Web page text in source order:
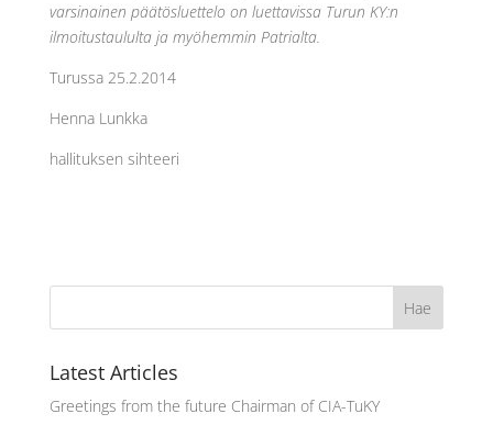
varsinainen päätösluettelo on luettavissa Turun KY:n
ilmoitustaululta ja myöhemmin Patrialta.
Turussa 25.2.2014
Henna Lunkka
hallituksen sihteeri
Latest Articles
Greetings from the future Chairman of CIA-TuKY